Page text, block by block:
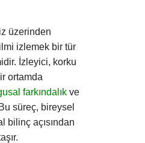
üzerinden
izlemek bir tür
İzleyici, korku
ortamda
farkındalık ve
süreç, bireysel
bilinç açısından